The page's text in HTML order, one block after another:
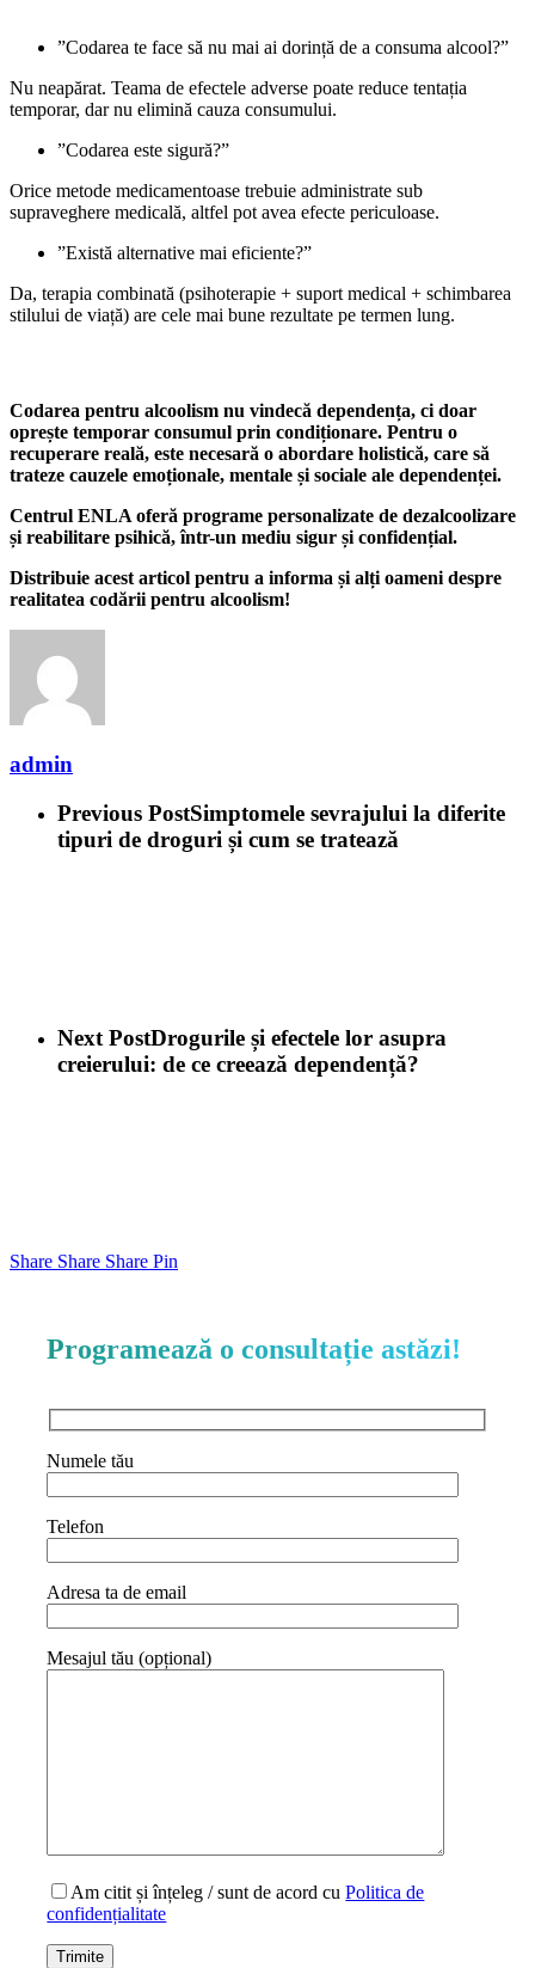
”Codarea te face să nu mai ai dorință de a consuma alcool?”
Nu neapărat. Teama de efectele adverse poate reduce tentația
temporar, dar nu elimină cauza consumului.
”Codarea este sigură?”
Orice metode medicamentoase trebuie administrate sub
supraveghere medicală, altfel pot avea efecte periculoase.
”Există alternative mai eficiente?”
Da, terapia combinată (psihoterapie + suport medical + schimbarea
stilului de viață) are cele mai bune rezultate pe termen lung.
Codarea pentru alcoolism nu vindecă dependența, ci doar
oprește temporar consumul prin condiționare. Pentru o
recuperare reală, este necesară o abordare holistică, care să
trateze cauzele emoționale, mentale și sociale ale dependenței.
Centrul ENLA oferă programe personalizate de dezalcoolizare
și reabilitare psihică, într-un mediu sigur și confidențial.
Distribuie acest articol pentru a informa și alți oameni despre
realitatea codării pentru alcoolism!
admin
Previous PostSimptomele sevrajului la diferite
tipuri de droguri și cum se tratează
Next PostDrogurile și efectele lor asupra
creierului: de ce creează dependență?
Share Share Share Pin
Programează o consultație astăzi!
Numele tău
Telefon
Adresa ta de email
Mesajul tău (opțional)
Am citit și înțeleg / sunt de acord cuPolitica de
confidențialitate